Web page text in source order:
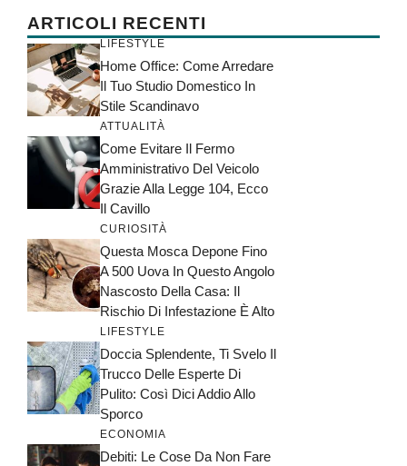
ARTICOLI RECENTI
LIFESTYLE
Home Office: Come Arredare
Il Tuo Studio Domestico In
Stile Scandinavo
ATTUALITÀ
Come Evitare Il Fermo
Amministrativo Del Veicolo
Grazie Alla Legge 104, Ecco
Il Cavillo
CURIOSITÀ
Questa Mosca Depone Fino
A 500 Uova In Questo Angolo
Nascosto Della Casa: Il
Rischio Di Infestazione È Alto
LIFESTYLE
Doccia Splendente, Ti Svelo Il
Trucco Delle Esperte Di
Pulito: Così Dici Addio Allo
Sporco
ECONOMIA
Debiti: Le Cose Da Non Fare